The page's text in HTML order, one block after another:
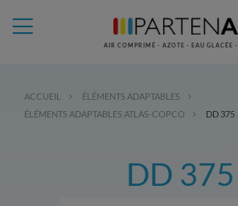
AIR COMPRIMÉ - AZOTE - EAU GLACÉE -
ACCUEIL
ÉLÉMENTS ADAPTABLES
ÉLÉMENTS ADAPTABLES ATLAS-COPCO
DD 375
DD 375